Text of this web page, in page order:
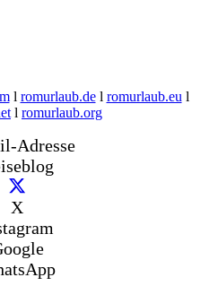
l romurlaub.del romurlaub.eu l
l romurlaub.org
Adresse
X